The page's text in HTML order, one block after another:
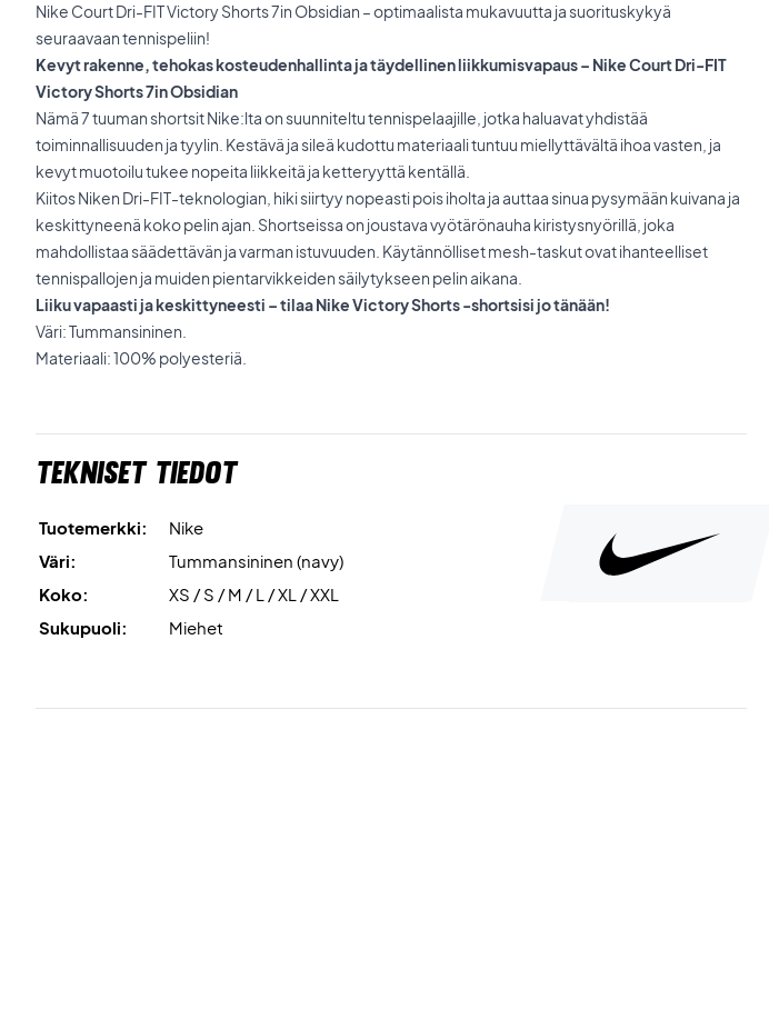
Nike Court Dri-FIT Victory Shorts 7in Obsidian – optimaalista mukavuutta ja suorituskykyä
seuraavaan tennispeliin!
Kevyt rakenne, tehokas kosteudenhallinta ja täydellinen liikkumisvapaus – Nike Court Dri-FIT
Victory Shorts 7in Obsidian
Nämä 7 tuuman shortsit Nike:lta on suunniteltu tennispelaajille, jotka haluavat yhdistää
toiminnallisuuden ja tyylin. Kestävä ja sileä kudottu materiaali tuntuu miellyttävältä ihoa vasten, ja
kevyt muotoilu tukee nopeita liikkeitä ja ketteryyttä kentällä.
Kiitos Niken Dri-FIT-teknologian, hiki siirtyy nopeasti pois iholta ja auttaa sinua pysymään kuivana ja
keskittyneenä koko pelin ajan. Shortseissa on joustava vyötärönauha kiristysnyörillä, joka
mahdollistaa säädettävän ja varman istuvuuden. Käytännölliset mesh-taskut ovat ihanteelliset
tennispallojen ja muiden pientarvikkeiden säilytykseen pelin aikana.
Liiku vapaasti ja keskittyneesti – tilaa Nike Victory Shorts -shortsisi jo tänään!
Väri: Tummansininen.
Materiaali: 100% polyesteriä.
Tekniset tiedot
Tuotemerkki:
Nike
Väri:
Tummansininen (navy)
Koko:
XS / S / M / L / XL / XXL
Sukupuoli:
Miehet